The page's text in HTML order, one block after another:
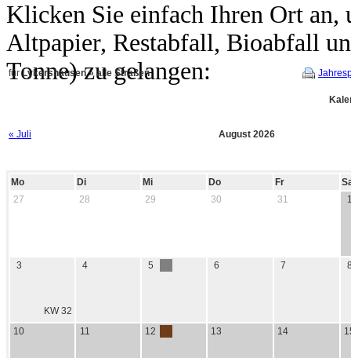
Klicken Sie einfach Ihren Ort an,
Altpapier, Restabfall, Bioabfall
Tonne) zu gelangen:
fürLykershausen » alle Straßen
« Juli August 2026
Mo Di Mi Do Fr
27
28 29 30 31
3
KW 32
4 5 6 7
10 11 12 13 14